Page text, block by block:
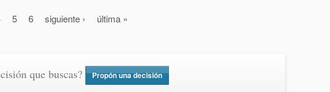
5 6 siguiente › última »
que buscas? Propón una decisión